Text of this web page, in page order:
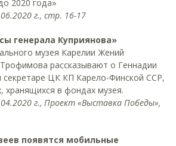
2020 года»
г., стр. 16-17
генерала Куприянова»
музея Карелии Жений
рассказывают о Геннадии
секретаре ЦК КП Карело-Финской ССР,
хранящихся в фондах музея.
г., Проект «Выставка Победы»,
появятся мобильные